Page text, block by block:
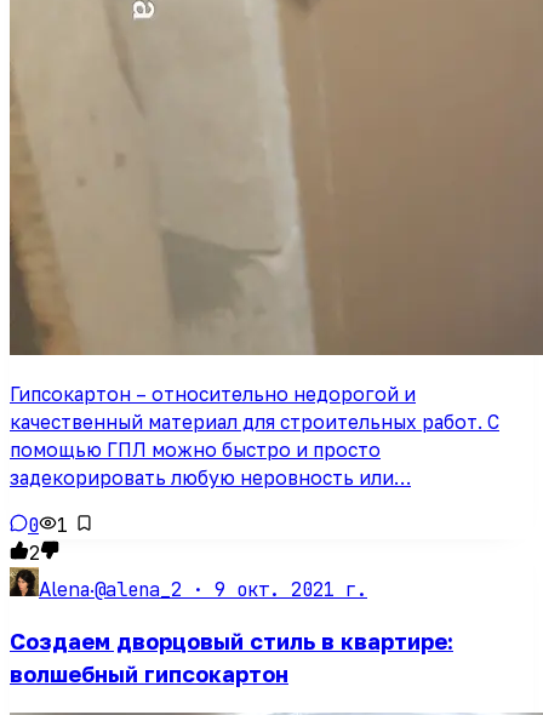
Гипсокартон – относительно недорогой и
качественный материал для строительных работ. С
помощью ГПЛ можно быстро и просто
задекорировать любую неровность или…
0
1
2
Alena·@alena_2 · 9 окт. 2021 г.
Создаем дворцовый стиль в квартире:
волшебный гипсокартон